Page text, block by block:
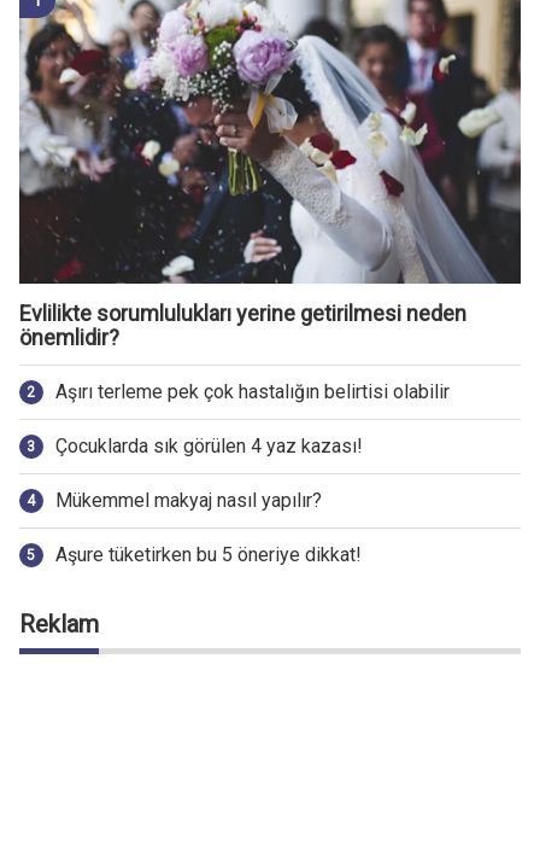
Evlilikte sorumlulukları yerine getirilmesi neden
önemlidir?
Aşırı terleme pek çok hastalığın belirtisi olabilir
Çocuklarda sık görülen 4 yaz kazası!
Mükemmel makyaj nasıl yapılır?
Aşure tüketirken bu 5 öneriye dikkat!
Reklam